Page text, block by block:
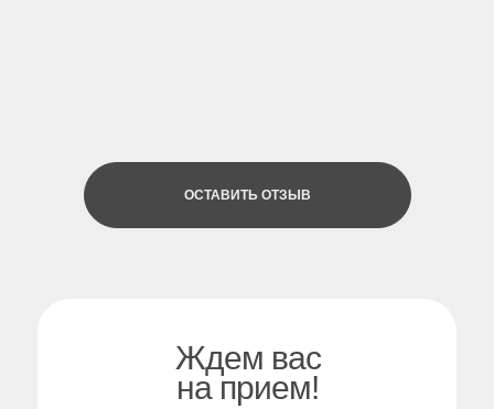
ОСТАВИТЬ ОТЗЫВ
Ждем вас
на прием!